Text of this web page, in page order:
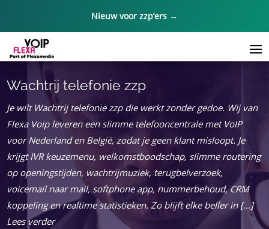
Nieuw voor zzp’ers →
Wachtrij telefonie zzp
Je wilt Wachtrij telefonie zzp die werkt zonder gedoe.​ Wij van
Flexa Voip leveren een slimme telefooncentrale met VoIP
voor Nederland en België, zodat je geen klant misloopt.​ Je
krijgt IVR keuzemenu, welkomstboodschap, slimme routering
op openingstijden, wachtrijmuziek, terugbelverzoek,
voicemail naar mail, softphone app, nummerbehoud, CRM
koppeling en realtime statistieken.​ Zo blijft elke beller in […]
Lees verder